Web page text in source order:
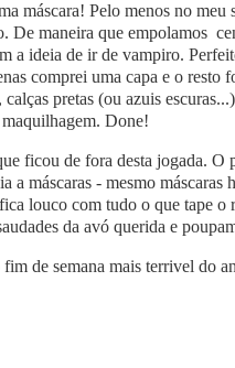
máscara! Pelo menos no meu
De maneira que empolamos
a ideia de ir de vampiro.
comprei uma capa e o resto
calças pretas (ou azuis
Done!
ficou de fora desta jogada. O
a máscaras - mesmo máscaras
louco com tudo o que tape o
da avó querida e
de semana mais terrivel do